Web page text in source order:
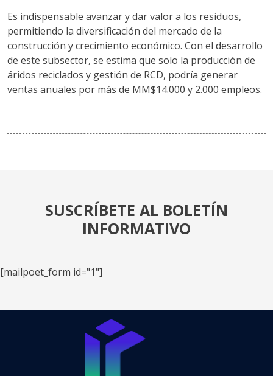
Es indispensable avanzar y dar valor a los residuos,
permitiendo la diversificación del mercado de la
construcción y crecimiento económico. Con el desarrollo
de este subsector, se estima que solo la producción de
áridos reciclados y gestión de RCD, podría generar
ventas anuales por más de MM$14.000 y 2.000 empleos.
SUSCRÍBETE AL BOLETÍN
INFORMATIVO
[mailpoet_form id="1"]